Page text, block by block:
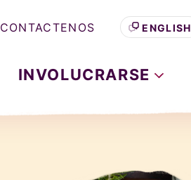
INVOLUCRARSE
CONTACTENOS ENGLISH